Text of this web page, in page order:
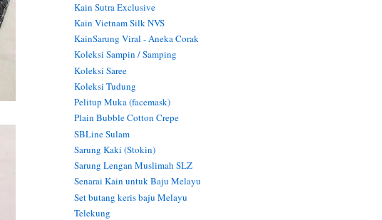
Kain Sutra Exclusive
Kain Vietnam Silk NVS
KainSarung Viral - Aneka Corak
Koleksi Sampin / Samping
Koleksi Saree
Koleksi Tudung
Pelitup Muka (facemask)
Plain Bubble Cotton Crepe
SBLine Sulam
Sarung Kaki (Stokin)
Sarung Lengan Muslimah SLZ
Senarai Kain untuk Baju Melayu
Set butang keris baju Melayu
Telekung